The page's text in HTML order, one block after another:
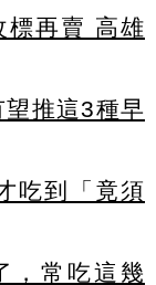
標再賣 高雄
推這3種早
吃到「竟須
，常吃這幾